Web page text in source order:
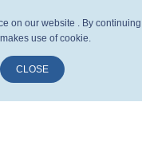
on our website . By continuing
use of cookie.
CLOSE